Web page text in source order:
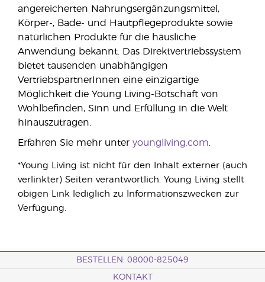
angereicherten Nahrungsergänzungsmittel,
Körper-, Bade- und Hautpflegeprodukte sowie
natürlichen Produkte für die häusliche
Anwendung bekannt. Das Direktvertriebssystem
bietet tausenden unabhängigen
VertriebspartnerInnen eine einzigartige
Möglichkeit die Young Living-Botschaft von
Wohlbefinden, Sinn und Erfüllung in die Welt
hinauszutragen.
Erfahren Sie mehr unter youngliving.com
*Young Living ist nicht für den Inhalt externer (auch
verlinkter) Seiten verantwortlich. Young Living stellt
obigen Link lediglich zu Informationszwecken zur
Verfügung.
BESTELLEN: 08000-825049
KONTAKT